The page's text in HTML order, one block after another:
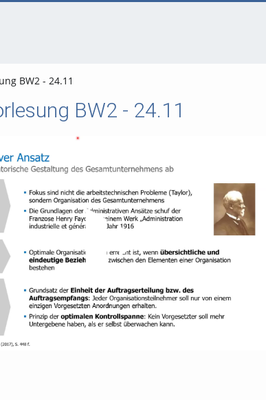
BW2 - 24.11
BW2 - 24.11
Video abspielen